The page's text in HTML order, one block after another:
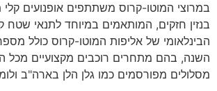
במרוצי המוטו-קרוס משתתפים אופנועים קלי
בנזין חזקים, המותאמים במיוחד לתנאי
הבינלאומי של אליפות המוטו-קרוס כולל
השנה, בהם מתחרים רוכבים מקצועיים מכל
מסלולים מפורסמים כמו גלן הלן בארה"ב